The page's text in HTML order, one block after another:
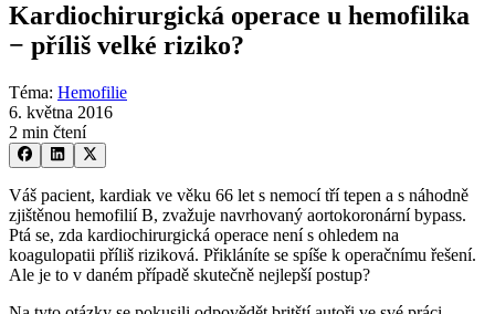
Kardiochirurgická operace u hemofilika
−⁠ příliš velké riziko?
Téma: Hemofilie
6. května 2016
2 min čtení
Váš pacient, kardiak ve věku 66 let s nemocí tří tepen a s náhodně
zjištěnou hemofilií B, zvažuje navrhovaný aortokoronární bypass.
Ptá se, zda kardiochirurgická operace není s ohledem na
koagulopatii příliš riziková. Přikláníte se spíše k operačnímu řešení.
Ale je to v daném případě skutečně nejlepší postup?